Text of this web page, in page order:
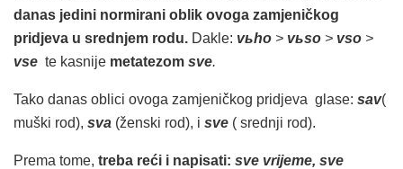
danas jedini normirani oblik ovoga zamjeničkog
pridjeva u srednjem rodu. Dakle: vьho > vьso > vso >
vse te kasnije metatezom sve.
Tako danas oblici ovoga zamjeničkog pridjeva glase: sav(
muški rod), sva (ženski rod), i sve ( srednji rod).
Prema tome, treba reći i napisati: sve vrijeme, sve